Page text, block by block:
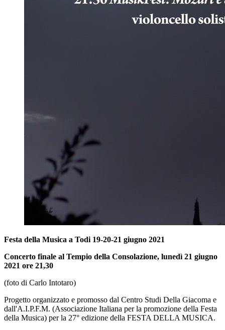
Festa della Musica a Todi 19-20-21 giugno 2021
Concerto finale al Tempio della Consolazione, lunedì 21 giugno
2021 ore 21,30
(foto di Carlo Intotaro)
Progetto organizzato e promosso dal Centro Studi Della Giacoma e
dall'A.I.P.F.M. (Associazione Italiana per la promozione della Festa
della Musica) per la 27° edizione della FESTA DELLA MUSICA.